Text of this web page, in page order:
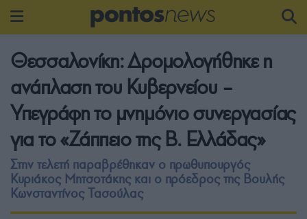
Θεσσαλονίκη: Δρομολογήθηκε η
ανάπλαση του Κυβερνείου –
Υπεγράφη το μνημόνιο συνεργασίας
για το «Ζάππειο της Β. Ελλάδας»
Στην τελετή παραβρέθηκαν ο πρωθυπουργός
Κυριάκος Μητσοτάκης και ο πρόεδρος της Βουλής
Κωνσταντίνος Τασούλας